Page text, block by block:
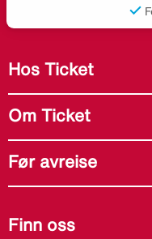
Hos Ticket
Om Ticket
Før avreise
Finn oss